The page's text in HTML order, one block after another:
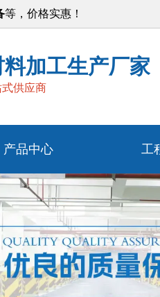
等，价格实惠！
加工生产厂家
供应商
产品中心 工